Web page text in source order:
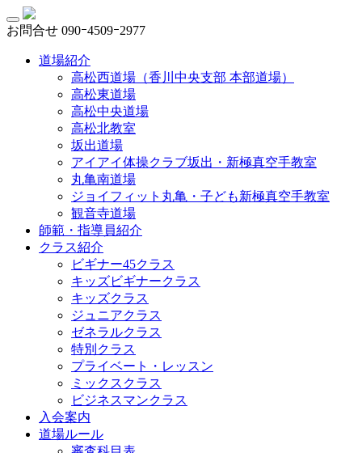
お問合せ 090ｰ4509ｰ2977
道場紹介
高松西道場（香川中央支部 本部道場）
高松東道場
高松中央道場
高松北教室
坂出道場
アイアイ体操クラブ坂出・新極真空手教室
丸亀南道場
ジョイフィット丸亀・子ども新極真空手教室
観音寺道場
師範・指導員紹介
クラス紹介
ビギナー45クラス
キッズビギナークラス
キッズクラス
ジュニアクラス
ゼネラルクラス
特別クラス
プライベート・レッスン
ミックスクラス
ビジネスマンクラス
入会案内
道場ルール